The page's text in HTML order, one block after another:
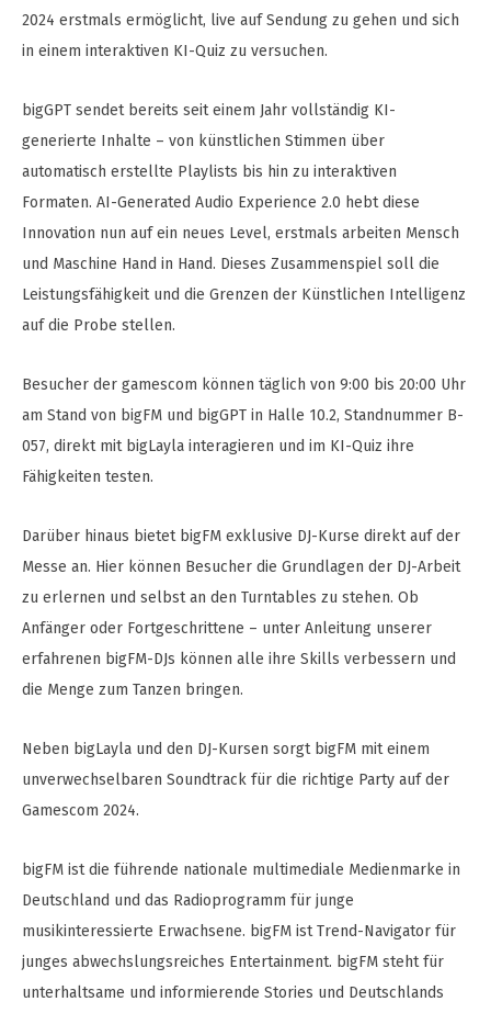
2024 erstmals ermöglicht, live auf Sendung zu gehen und sich
in einem interaktiven KI-Quiz zu versuchen.
bigGPT sendet bereits seit einem Jahr vollständig KI-
generierte Inhalte – von künstlichen Stimmen über
automatisch erstellte Playlists bis hin zu interaktiven
Formaten. AI-Generated Audio Experience 2.0 hebt diese
Innovation nun auf ein neues Level, erstmals arbeiten Mensch
und Maschine Hand in Hand. Dieses Zusammenspiel soll die
Leistungsfähigkeit und die Grenzen der Künstlichen Intelligenz
auf die Probe stellen.
Besucher der gamescom können täglich von 9:00 bis 20:00 Uhr
am Stand von bigFM und bigGPT in Halle 10.2, Standnummer B-
057, direkt mit bigLayla interagieren und im KI-Quiz ihre
Fähigkeiten testen.
Darüber hinaus bietet bigFM exklusive DJ-Kurse direkt auf der
Messe an. Hier können Besucher die Grundlagen der DJ-Arbeit
zu erlernen und selbst an den Turntables zu stehen. Ob
Anfänger oder Fortgeschrittene – unter Anleitung unserer
erfahrenen bigFM-DJs können alle ihre Skills verbessern und
die Menge zum Tanzen bringen.
Neben bigLayla und den DJ-Kursen sorgt bigFM mit einem
unverwechselbaren Soundtrack für die richtige Party auf der
Gamescom 2024.
bigFM ist die führende nationale multimediale Medienmarke in
Deutschland und das Radioprogramm für junge
musikinteressierte Erwachsene. bigFM ist Trend-Navigator für
junges abwechslungsreiches Entertainment. bigFM steht für
unterhaltsame und informierende Stories und Deutschlands